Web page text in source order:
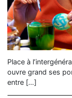
Place à
ouvre grand ses
entre […]